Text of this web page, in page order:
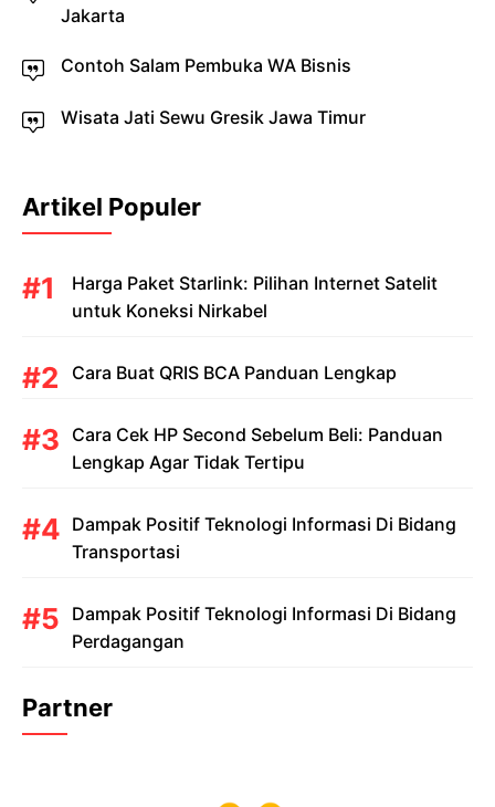
Jakarta
Contoh Salam Pembuka WA Bisnis
Wisata Jati Sewu Gresik Jawa Timur
Artikel Populer
Harga Paket Starlink: Pilihan Internet Satelit
untuk Koneksi Nirkabel
Cara Buat QRIS BCA Panduan Lengkap
Cara Cek HP Second Sebelum Beli: Panduan
Lengkap Agar Tidak Tertipu
Dampak Positif Teknologi Informasi Di Bidang
Transportasi
Dampak Positif Teknologi Informasi Di Bidang
Perdagangan
Partner